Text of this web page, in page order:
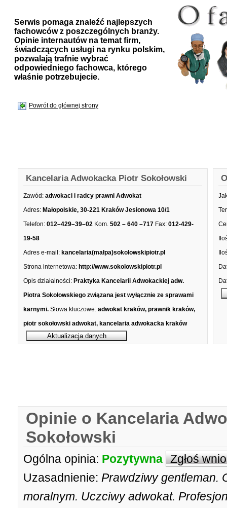
Serwis pomaga znaleźć najlepszych
fachowców z poszczególnych branży.
Opinie internautów na temat firm,
świadczących usługi na rynku polskim,
pozwalają trafnie wybrać
odpowiedniego fachowca, którego
właśnie potrzebujecie.
Powrót do głównej strony
Kancelaria Adwokacka Piotr Sokołowski
Zawód: adwokaci i radcy prawni Adwokat
Adres: Małopolskie, 30-221 Kraków Jesionowa 10/1
Telefon: 012–429–39–02 Kom. 502 – 640 –717 Fax: 012-429-
19-58
Adres e-mail: kancelaria(małpa)sokolowskipiotr.pl
Strona internetowa: http://www.sokolowskipiotr.pl
Opis działalności: Praktyka Kancelarii Adwokackiej adw.
Piotra Sokołowskiego związana jest wyłącznie ze sprawami
karnymi. Słowa kluczowe: adwokat kraków, prawnik kraków,
piotr sokołowski adwokat, kancelaria adwokacka kraków
Opinie o Kancelaria
Sokołowski
Ogólna opinia: Pozytywna Zgłoś
Uzasadnienie: Prawdziwy gentleman.
moralnym. Uczciwy adwokat.